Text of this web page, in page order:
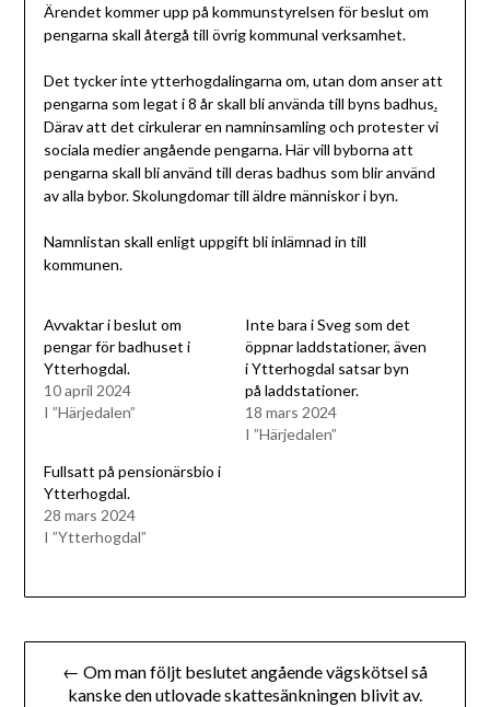
Ärendet kommer upp på kommunstyrelsen för beslut om
pengarna skall återgå till övrig kommunal verksamhet.
Det tycker inte ytterhogdalingarna om, utan dom anser att
pengarna som legat i 8 år skall bli använda till byns badhus.
Därav att det cirkulerar en namninsamling och protester vi
sociala medier angående pengarna. Här vill byborna att
pengarna skall bli använd till deras badhus som blir använd
av alla bybor. Skolungdomar till äldre människor i byn.
Namnlistan skall enligt uppgift bli inlämnad in till
kommunen.
Avvaktar i beslut om
pengar för badhuset i
Ytterhogdal.
10 april 2024
I ”Härjedalen”
Inte bara i Sveg som det
öppnar laddstationer, även
i Ytterhogdal satsar byn
på laddstationer.
18 mars 2024
I ”Härjedalen”
Fullsatt på pensionärsbio i
Ytterhogdal.
28 mars 2024
I ”Ytterhogdal”
Inläggsnavigering
← Om man följt beslutet angående vägskötsel så
kanske den utlovade skattesänkningen blivit av.